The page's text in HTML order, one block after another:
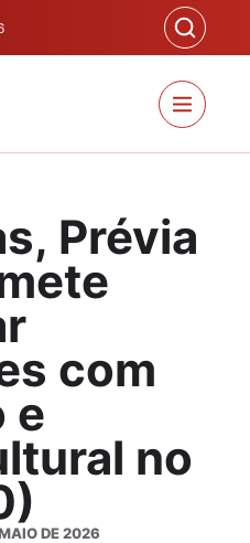
Prévia
com
e
no
DE 2026